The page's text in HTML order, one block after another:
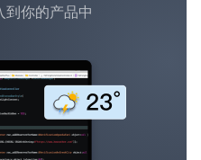
到你的产品中